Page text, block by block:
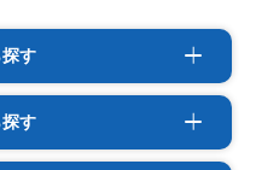
す
す